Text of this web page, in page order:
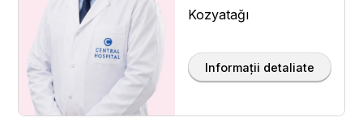
Kozyatağı
Informații detaliate